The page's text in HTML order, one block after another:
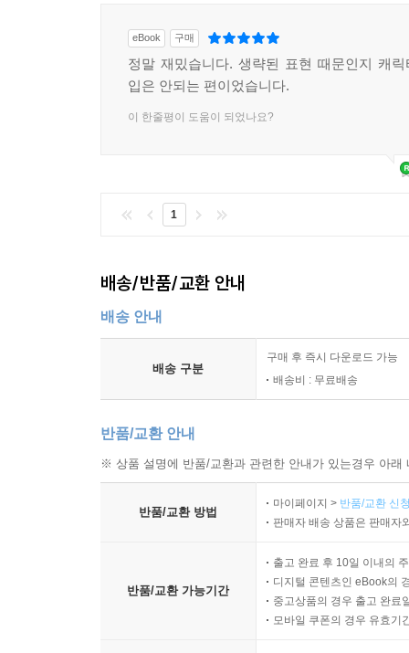
eBook 구매
정말 재밌습니다. 생략된 표현 때문인지 캐
입은 안되는 편이었습니다.
이 한줄평이 도움이 되었나요?
1
배송/반품/교환 안내
배송 안내
배송 구분
구매 후 즉시 다운로드 가능
배송비 : 무료배송
반품/교환 안내
※ 상품 설명에 반품/교환과 관련한 안내가 있는경우 아
반품/교환 방법
마이페이지 > 반품/교환 신
판매자 배송 상품은 판매자
반품/교환 가능기간
출고 완료 후 10일 이내의
디지털 콘텐츠인 eBook의
중고상품의 경우 출고 완료
모바일 쿠폰의 경우 유효기